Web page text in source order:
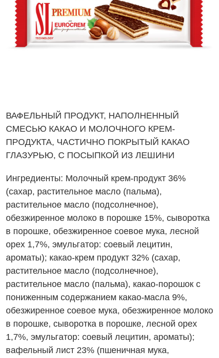
ВАФЕЛЬНЫЙ ПРОДУКТ, НАПОЛНЕННЫЙ
СМЕСЬЮ КАКАО И МОЛОЧНОГО КРЕМ-
ПРОДУКТА, ЧАСТИЧНО ПОКРЫТЫЙ КАКАО
ГЛАЗУРЬЮ, С ПОСЫПКОЙ ИЗ ЛЕШИНИ
Ингредиенты: Молочный крем-продукт 36%
(сахар, растительное масло (пальма),
растительное масло (подсолнечное),
обезжиренное молоков порошке 15%, сыворотка
в порошке, обезжиренное соевоемука, лесной
орех 1,7%, эмульгатор: соевый лецитин,
ароматы); какао-крем продукт 32% (сахар,
растительное масло (подсолнечное),
растительное масло (пальма), какао-порошок с
пониженным содержанием какао-масла 9%,
обезжиренное соевоемука, обезжиренное молоко
в порошке, сывороткав порошке, лесной орех
1,7%, эмульгатор: соевый лецитин, ароматы);
вафельный лист 23% (пшеничная мука,